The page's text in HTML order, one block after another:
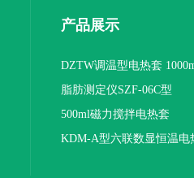
产品展示
DZTW调温型电热套
联
脂肪测定仪SZF-06C型
500ml磁力搅拌电热套
KDM-A型六联数显恒温电